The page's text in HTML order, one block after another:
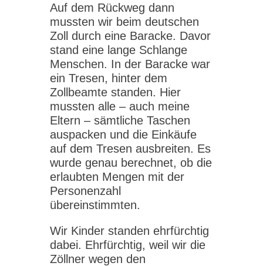
Auf dem Rückweg dann
mussten wir beim deutschen
Zoll durch eine Baracke. Davor
stand eine lange Schlange
Menschen. In der Baracke war
ein Tresen, hinter dem
Zollbeamte standen. Hier
mussten alle – auch meine
Eltern – sämtliche Taschen
auspacken und die Einkäufe
auf dem Tresen ausbreiten. Es
wurde genau berechnet, ob die
erlaubten Mengen mit der
Personenzahl
übereinstimmten.
Wir Kinder standen ehrfürchtig
dabei. Ehrfürchtig, weil wir die
Zöllner wegen den